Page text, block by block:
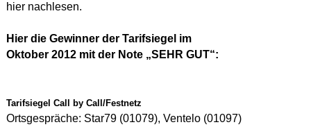
hiernachlesen.
Hier die Gewinner der Tarifsiegel im
Oktober 2012 mit der Note „SEHR GUT“:
Tarifsiegel Call by Call/Festnetz
Ortsgespräche: Star79 (01079), Ventelo (01097)